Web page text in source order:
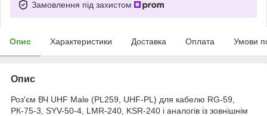
Замовлення під захистом
Опис Характеристики Доставка Оплата Умови
Опис
Роз'єм ВЧ UHF Male (PL259, UHF-PL) для кабелю RG-59,
РК-75-3, SYV-50-4, LMR-240, KSR-240 і аналогів із зовнішнім